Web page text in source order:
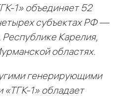
1» объединяет 52
субъектах РФ —
Карелия,
областях.
генерирующими
1» обладает